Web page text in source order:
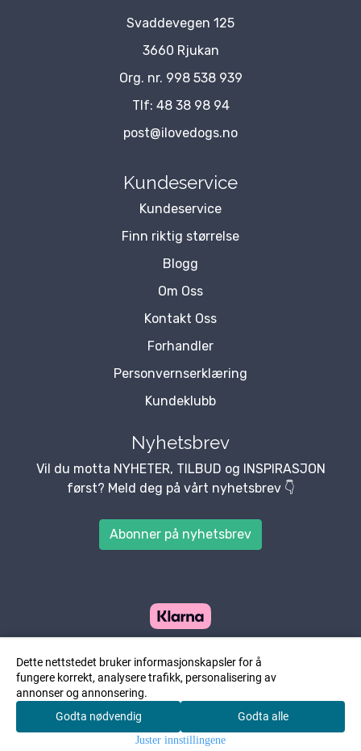
Søk
Dette nettstedet bruker informasjonskapsler for å
fungere korrekt, analysere trafikk, personalisering av
annonser og annonsering.
Godta nødvendig
Godta alle
Juster innstillingene
Svaddevegen 125
3660 Rjukan
Org. nr. 998 538 939
Tlf: 48 38 98 94
post@ilovedogs.no
Kundeservice
Kundeservice
Finn riktig størrelse
Blogg
Om Oss
Kontakt Oss
Forhandler
Personvernserklæring
Kundeklubb
Nyhetsbrev
Vil du motta NYHETER, TILBUD og INSPIRASJON
først? Meld deg på vårt nyhetsbrev 👇
Abonner på nyhetsbrev